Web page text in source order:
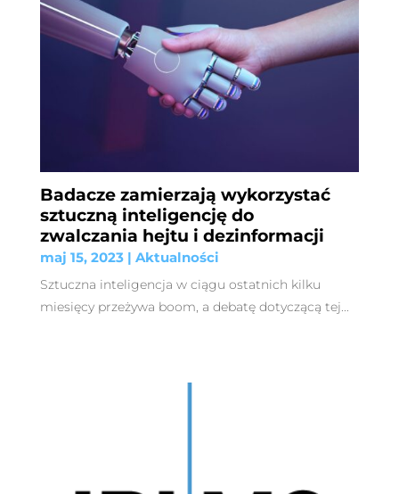
Badacze zamierzają wykorzystać
sztuczną inteligencję do
zwalczania hejtu i dezinformacji
maj 15, 2023| Aktualności
Sztuczna inteligencja w ciągu ostatnich kilku
miesięcy przeżywa boom, a debatę dotyczącą tej...